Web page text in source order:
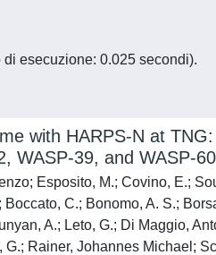
esecuzione: 0.025 secondi).
with HARPS-N at
WASP-39, and WASP-60
Esposito, M.; Covino, E.;
Boccato, C.; Bonomo, A. S.;
A.; Leto, G.; Di Maggio,
G.; Rainer, Johannes Michael;